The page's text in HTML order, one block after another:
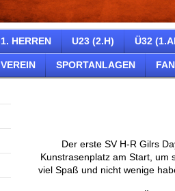
1. HERREN U23 (2.H) Ü32
VEREIN SPORTANLAGEN
Der erste SV H-R Gilrs
Kunstrasenplatz am Start, um
viel Spaß und nicht wenige